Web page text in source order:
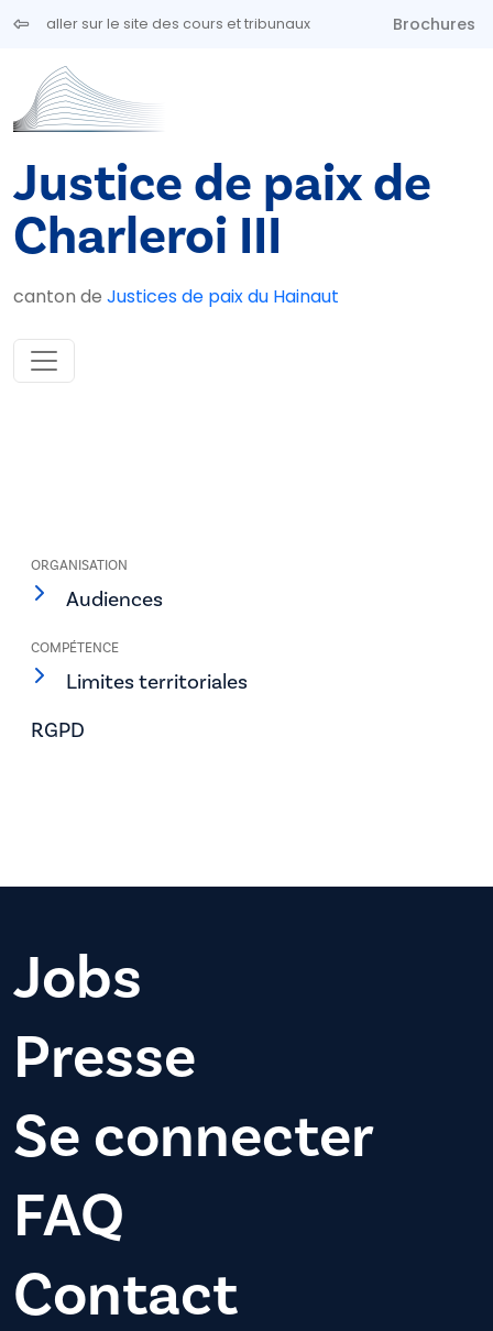
Aller au contenu principal
aller sur le site des cours et tribunaux Brochures
Justice de paix de
Charleroi III
canton de Justices de paix du Hainaut
ORGANISATION
Audiences
COMPÉTENCE
Limites territoriales
RGPD
Jobs
Presse
Se connecter
FAQ
Contact